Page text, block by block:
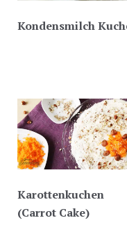
Kondensmilch
Karottenkuchen
(Carrot Cake)